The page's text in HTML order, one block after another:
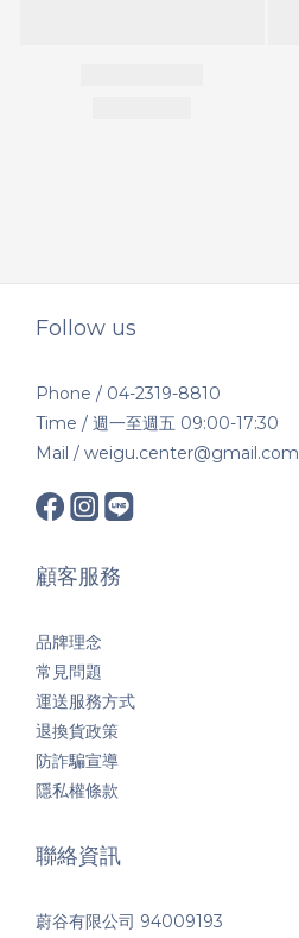
Follow us
Phone / 04-2319-8810
Time / 週一至週五 09:00-17:30
Mail / weigu.center@gmail.com
顧客服務
品牌理念
常見問題
運送服務方式
退換貨政策
防詐騙宣導
隱私權條款
聯絡資訊
蔚谷有限公司 94009193